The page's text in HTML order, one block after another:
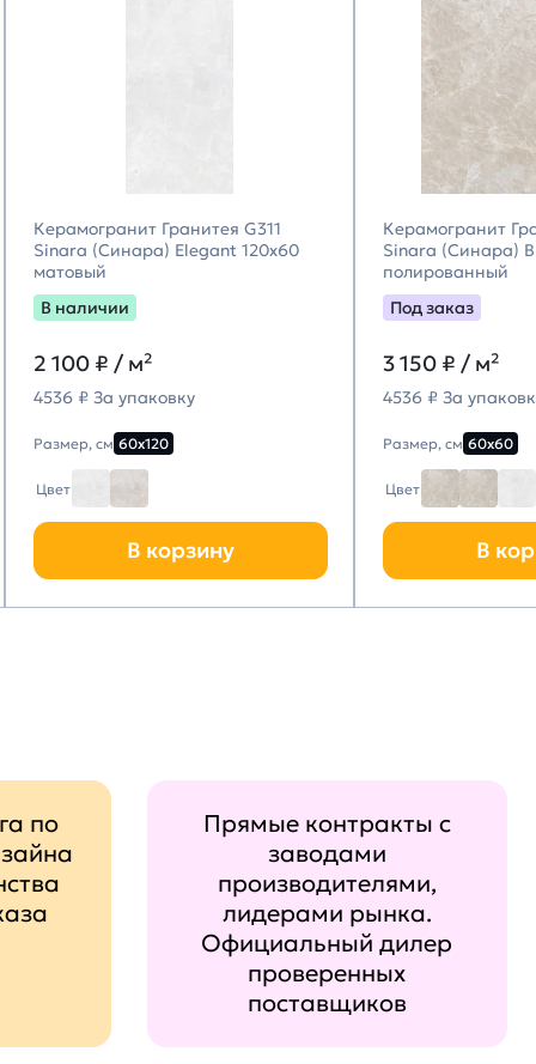
Керамогранит Гранитея G311
Sinara (Синара) Elegant 120х60
матовый
В наличии
2 100 ₽ / м²
4536 ₽ За упаковку
Размер, см 60х120
Цвет
В корзину
Керамогранит
Sinara (Синара)
полированный
Под заказ
3 150 ₽ / м²
4536 ₽ За
Размер, см 60х60
Цвет
В
по
Прямые контракты с
заводами
производителями,
лидерами рынка.
Официальный дилер
проверенных
поставщиков